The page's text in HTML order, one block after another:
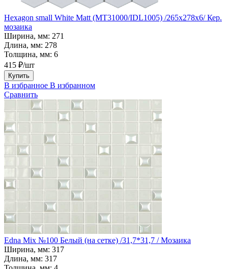
Hexagon small White Matt (MT31000/IDL1005) /265х278х6/ Кер.
мозаика
Ширина, мм: 271
Длина, мм: 278
Толщина, мм: 6
415 ₽/шт
Купить
В избранное В избранном
Сравнить
Edna Mix №100 Белый (на сетке) /31,7*31,7 / Мозаика
Ширина, мм: 317
Длина, мм: 317